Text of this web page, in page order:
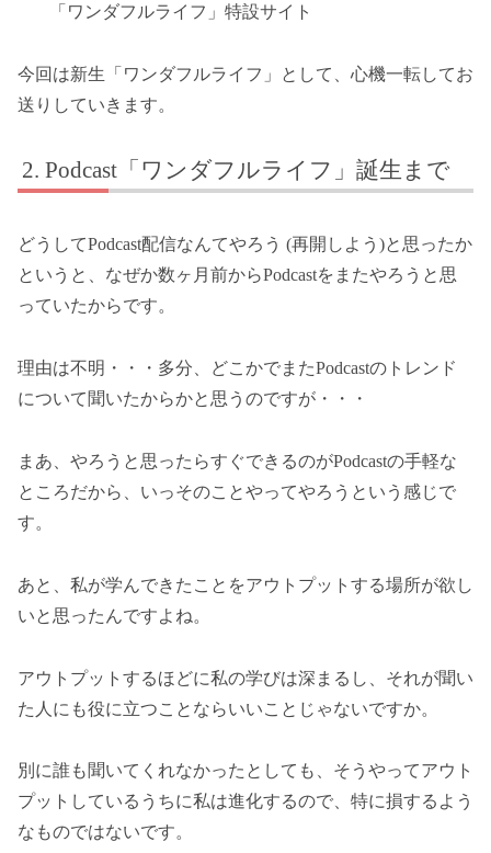
「ワンダフルライフ」特設サイト
今回は新生「ワンダフルライフ」として、心機一転してお
送りしていきます。
Podcast「ワンダフルライフ」誕生まで
どうしてPodcast配信なんてやろう (再開しよう)と思ったか
というと、なぜか数ヶ月前からPodcastをまたやろうと思
っていたからです。
理由は不明・・・多分、どこかでまたPodcastのトレンド
について聞いたからかと思うのですが・・・
まあ、やろうと思ったらすぐできるのがPodcastの手軽な
ところだから、いっそのことやってやろうという感じで
す。
あと、私が学んできたことをアウトプットする場所が欲し
いと思ったんですよね。
アウトプットするほどに私の学びは深まるし、それが聞い
た人にも役に立つことならいいことじゃないですか。
別に誰も聞いてくれなかったとしても、そうやってアウト
プットしているうちに私は進化するので、特に損するよう
なものではないです。